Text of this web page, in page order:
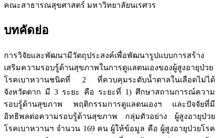
คณะสาธารณสุขศาสตร์ มหาวิทยาลัยนเรศวร
บทคัดย่อ
การวิจัยและพัฒนามีวัตถุประสงค์เพื่อพัฒนารูปแบบการสร้าง
เสริมความรอบรู้ด้านสุขภาพในการดูแลตนเองของผู้สูงอายุป่วย
โรคเบาหวานชนิดที่ 2 ที่ควบคุมระดับน้ำตาลในเลือดไม่ได้
จังหวัดตาก มี 3 ระยะ คือ ระยะที่ 1) ศึกษาสถานการณ์ความ
รอบรู้ด้านสุขภาพ พฤติกรรมการดูแลตนเองฯ และปัจจัยที่มี
อิทธิพลต่อความรอบรู้ด้านสุขภาพ กลุ่มตัวอย่าง ผู้สูงอายุป่วย
โรคเบาหวานฯ จำนวน 169 คน ผู้ให้ข้อมูล คือ ผู้สูงอายุป่วยโรค